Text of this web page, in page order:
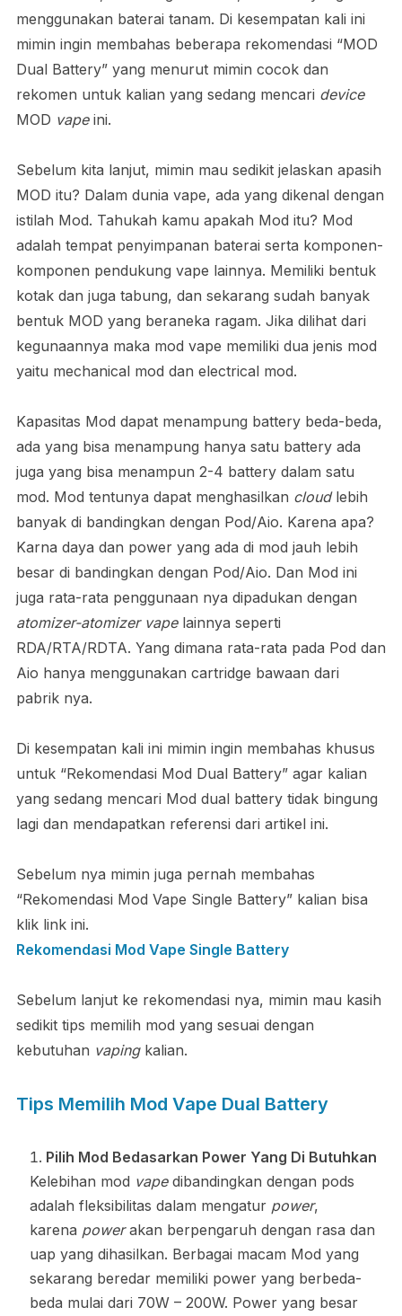
menggunakan baterai tanam. Di kesempatan kali ini
mimin ingin membahas beberapa rekomendasi “MOD
Dual Battery” yang menurut mimin cocok dan
rekomen untuk kalian yang sedang mencari device
MOD vape ini.
Sebelum kita lanjut, mimin mau sedikit jelaskan apasih
MOD itu? Dalam dunia vape, ada yang dikenal dengan
istilah Mod. Tahukah kamu apakah Mod itu? Mod
adalah tempat penyimpanan baterai serta komponen-
komponen pendukung vape lainnya. Memiliki bentuk
kotak dan juga tabung, dan sekarang sudah banyak
bentuk MOD yang beraneka ragam. Jika dilihat dari
kegunaannya maka mod vape memiliki dua jenis mod
yaitu mechanical mod dan electrical mod.
Kapasitas Mod dapat menampung battery beda-beda,
ada yang bisa menampung hanya satu battery ada
juga yang bisa menampun 2-4 battery dalam satu
mod. Mod tentunya dapat menghasilkan cloud lebih
banyak di bandingkan dengan Pod/Aio. Karena apa?
Karna daya dan power yang ada di mod jauh lebih
besar di bandingkan dengan Pod/Aio. Dan Mod ini
juga rata-rata penggunaan nya dipadukan dengan
atomizer-atomizer vape lainnya seperti
RDA/RTA/RDTA. Yang dimana rata-rata pada Pod dan
Aio hanya menggunakan cartridge bawaan dari
pabrik nya.
Di kesempatan kali ini mimin ingin membahas khusus
untuk “Rekomendasi Mod Dual Battery” agar kalian
yang sedang mencari Mod dual battery tidak bingung
lagi dan mendapatkan referensi dari artikel ini.
Sebelum nya mimin juga pernah membahas
“Rekomendasi Mod Vape Single Battery” kalian bisa
klik link ini.
Rekomendasi Mod Vape Single Battery
Sebelum lanjut ke rekomendasi nya, mimin mau kasih
sedikit tips memilih mod yang sesuai dengan
kebutuhan vaping kalian.
Tips Memilih Mod Vape Dual Battery
Pilih Mod Bedasarkan Power Yang Di Butuhkan
Kelebihan mod vapedibandingkan dengan pods
adalah fleksibilitas dalam mengatur power,
karena powerakan berpengaruh dengan rasa dan
uap yang dihasilkan. Berbagai macam Mod yang
sekarang beredar memiliki power yang berbeda-
beda mulai dari 70W – 200W. Power yang besar